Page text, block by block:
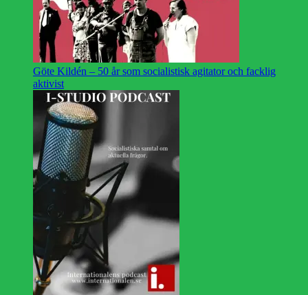
Göte Kildén – 50 år som socialistisk agitator och facklig
aktivist